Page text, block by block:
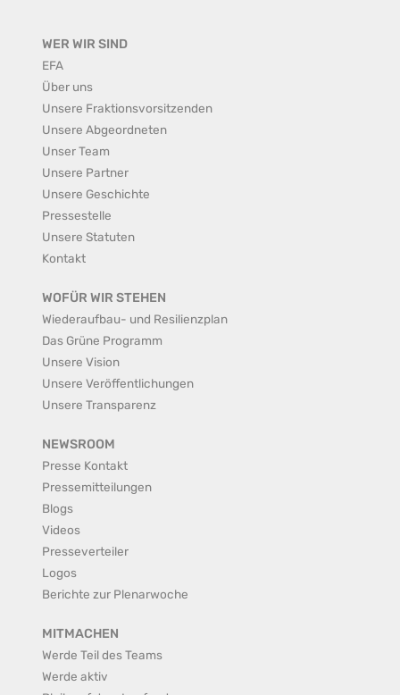
WER WIR SIND
EFA
Über uns
Unsere Fraktionsvorsitzenden
Unsere Abgeordneten
Unser Team
Unsere Partner
Unsere Geschichte
Pressestelle
Unsere Statuten
Kontakt
WOFÜR WIR STEHEN
Wiederaufbau- und Resilienzplan
Das Grüne Programm
Unsere Vision
Unsere Veröffentlichungen
Unsere Transparenz
NEWSROOM
Presse Kontakt
Pressemitteilungen
Blogs
Videos
Presseverteiler
Logos
Berichte zur Plenarwoche
MITMACHEN
Werde Teil des Teams
Werde aktiv